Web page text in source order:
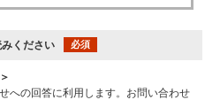
ください 必須
への回答に利用します。お問い合わせ